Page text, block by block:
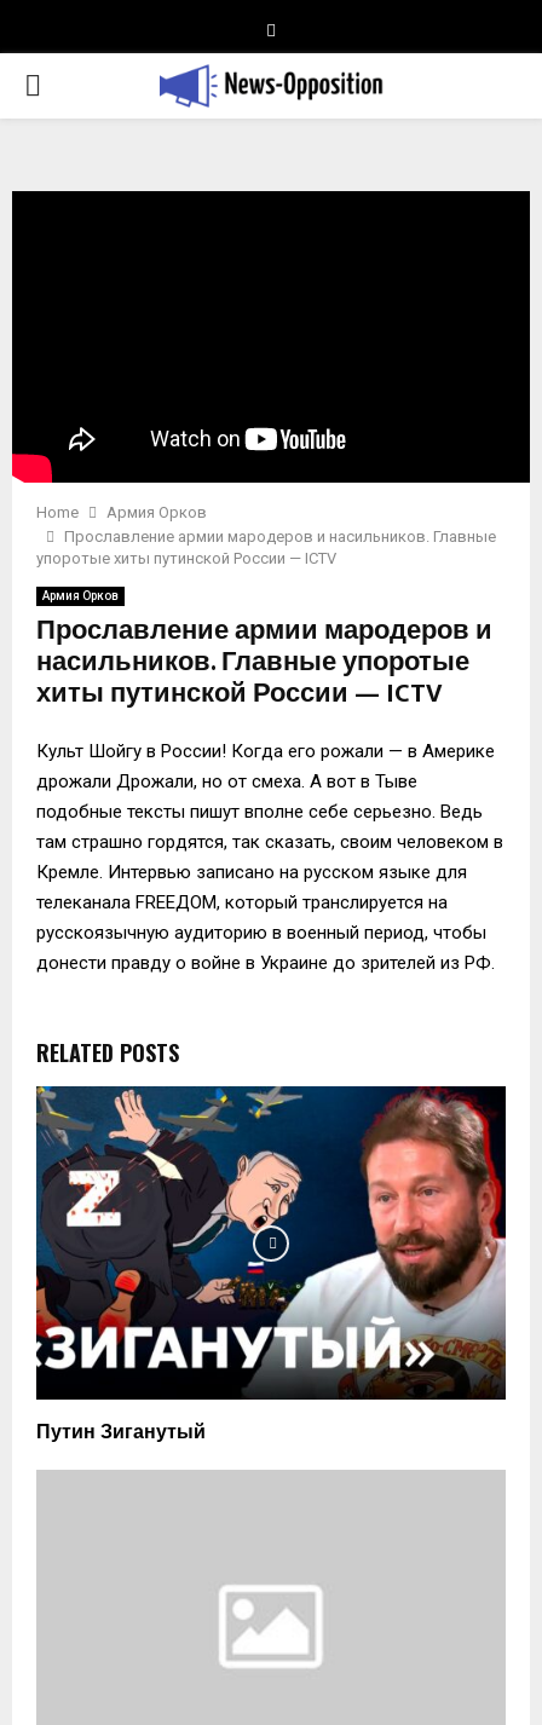
PRIMARY
Home
Армия Орков
Прославление армии мародеров и насильников. Главные
упоротые хиты путинской России — ICTV
Армия Орков
Прославление армии мародеров и
насильников. Главные упоротые
хиты путинской России — ICTV
Культ Шойгу в России! Когда его рожали — в Америке
дрожали Дрожали, но от смеха. А вот в Тыве
подобные тексты пишут вполне себе серьезно. Ведь
там страшно гордятся, так сказать, своим человеком в
Кремле. Интервью записано на русском языке для
телеканала FREEДОМ, который транслируется на
русскоязычную аудиторию в военный период, чтобы
донести правду о войне в Украине до зрителей из РФ.
RELATED POSTS
Путин Зиганутый